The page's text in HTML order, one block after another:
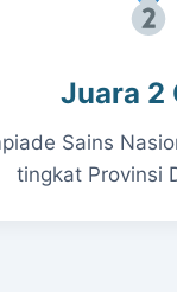
Juara 2
Sains
tingkat Provinsi